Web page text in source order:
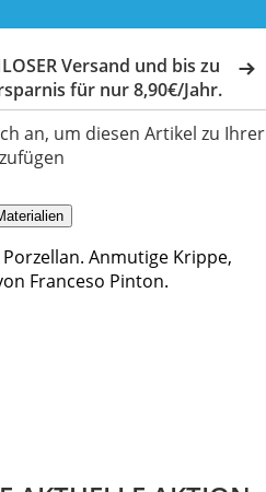
Versand und bis zu
für nur 8,90€/Jahr.
an, um diesen Artikel zu Ihrer
Anmutige Krippe,
Franceso Pinton.